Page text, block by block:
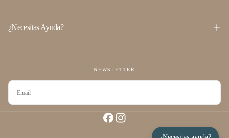
¿Necesitas Ayuda?
NEWSLETTER
CORREO
ELECTRÓNICO
SUSCRIBIRSE